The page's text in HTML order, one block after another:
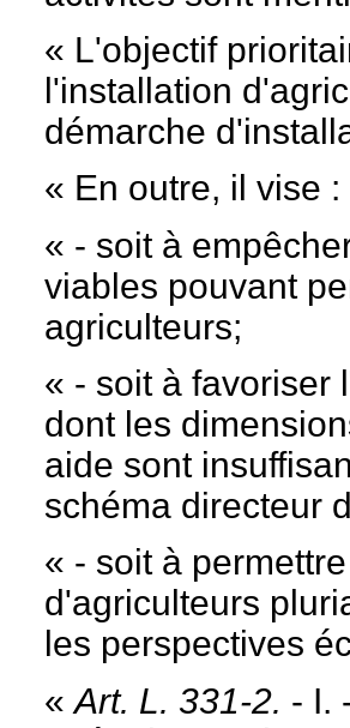
« L'objectif
l'installation
démarche
« En outre, il vise :
« - soit à
viables pouvant
agriculteurs;
« - soit à favoriser
dont les
aide sont
schéma directeur
« - soit à
d'agriculteurs
les perspectives
«Art. L. 331-2. - I.